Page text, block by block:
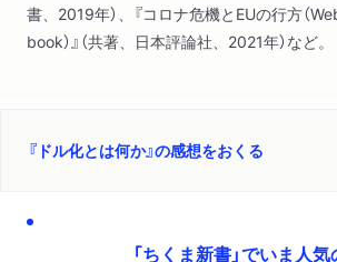
書、2019年）、『コロナ危機とEUの行方（
book）』（共著、日本評論社、2021年）など。
『ドル化とは何か』の感想をおくる
「ちくま新書」でいま人